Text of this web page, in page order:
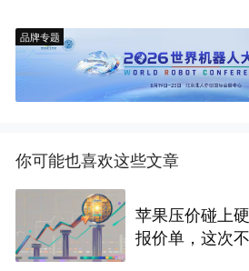
品牌专题
你可能也喜欢这些文章
苹果压价碰上
报价单，这次